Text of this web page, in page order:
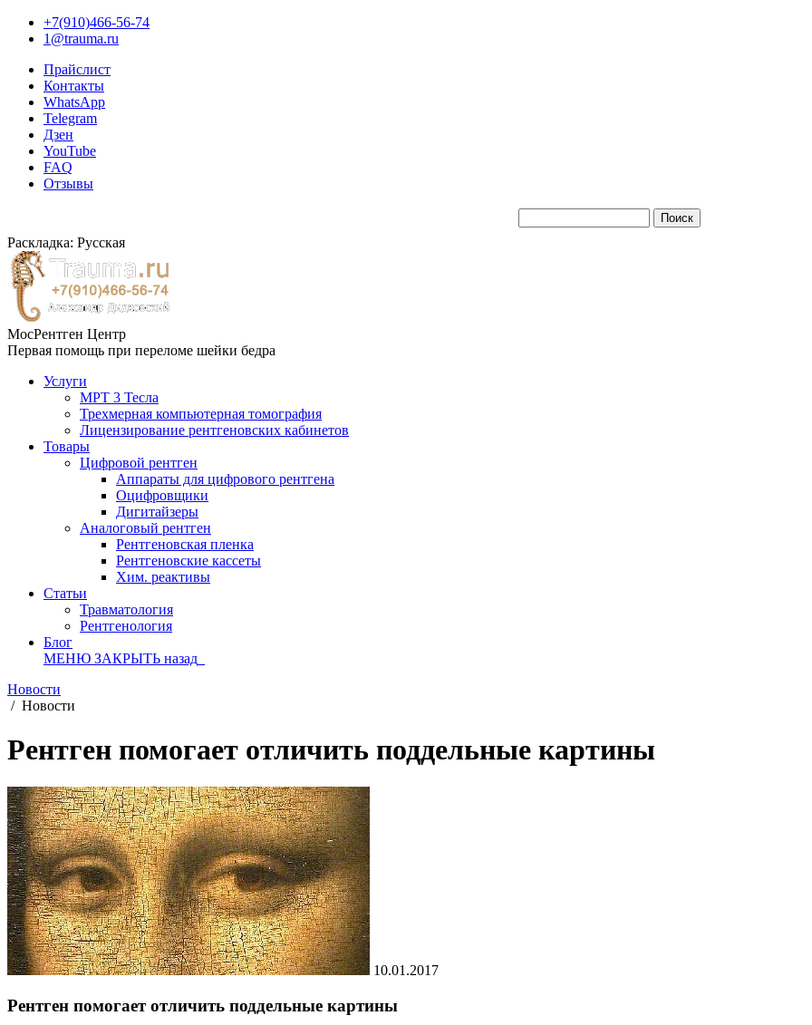
+7(910)466-56-74
1@trauma.ru
Прайслист
Контакты
WhatsApp
Telegram
Дзен
YouTube
FAQ
Отзывы
Раскладка: Русская
МосРентген Центр
Первая помощь при переломе шейки бедра
Услуги
МРТ 3 Тесла
Трехмерная компьютерная томография
Лицензирование рентгеновских кабинетов
Товары
Цифровой рентген
Аппараты для цифрового рентгена
Оцифровщики
Дигитайзеры
Аналоговый рентген
Рентгеновская пленка
Рентгеновские кассеты
Хим. реактивы
Статьи
Травматология
Рентгенология
Блог
МЕНЮ ЗАКРЫТЬ назад
Новости
/ Новости
Рентген помогает отличить поддельные картины
10.01.2017
Рентген помогает отличить поддельные картины